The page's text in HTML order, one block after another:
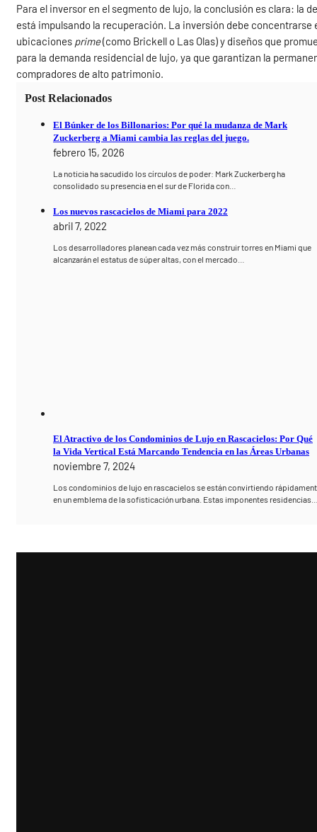
Para el inversor en el segmento de lujo, la conclusión es clara: la
está impulsando la recuperación. La inversión debe
ubicaciones prime(como Brickell o Las Olas) y diseños que
para la demanda residencial de lujo, ya que garantizan la
compradores de alto patrimonio.
Post Relacionados
El Búnker de los Billonarios: Por qué la mudanza de Mark
Zuckerberg a Miami cambia las reglas del juego.
febrero 15, 2026
La noticia ha sacudido los círculos de poder: Mark Zuckerberg ha
consolidado su presencia en el sur de Florida con…
Los nuevos rascacielos de Miami para 2022
abril 7, 2022
Los desarrolladores planean cada vez más construir torres en Miami que
alcanzarán el estatus de súper altas, con el mercado…
El Atractivo de los Condominios de Lujo en Rascacielos: Por Qué
la Vida Vertical Está Marcando Tendencia en las Áreas Urbanas
noviembre 7, 2024
Los condominios de lujo en rascacielos se están convirtiendo
en un emblema de la sofisticación urbana. Estas imponentes